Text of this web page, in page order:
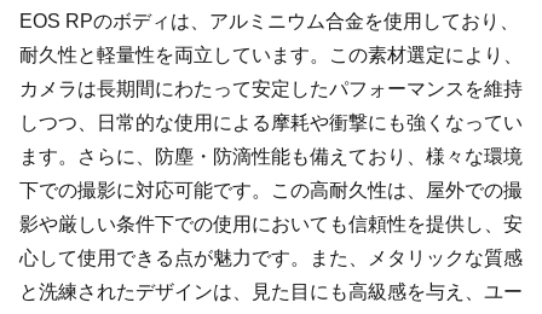
EOS RPのボディは、アルミニウム合金を使用しており、
耐久性と軽量性を両立しています。この素材選定により、
カメラは長期間にわたって安定したパフォーマンスを維持
しつつ、日常的な使用による摩耗や衝撃にも強くなってい
ます。さらに、防塵・防滴性能も備えており、様々な環境
下での撮影に対応可能です。この高耐久性は、屋外での撮
影や厳しい条件下での使用においても信頼性を提供し、安
心して使用できる点が魅力です。また、メタリックな質感
と洗練されたデザインは、見た目にも高級感を与え、ユー